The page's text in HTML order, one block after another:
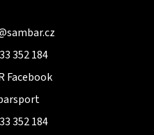
sambar.cz
352 184
Facebook
352 184